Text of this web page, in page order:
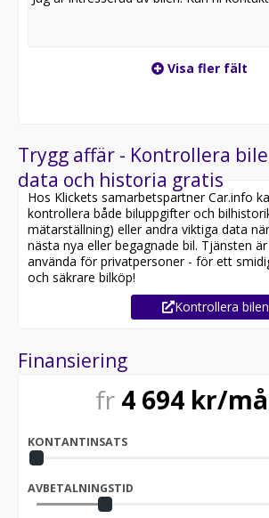
farthållare, Navigation, Backkamera,
Parkeringssensorer, Bluetooth,
Skinn/Alcantara, Döda vinkel varnare,
SERVICEHISTORIK
2026 - 1 024mil
BRA ATT VETA:
VARFÖR HANDLA BIL? Vi byter gärna
bil och hjälper dig med
hela affären på plats eller online.
Vi svarar alltid snabbt på mejl (kika i
kan säkerställa att bilen
tillkommer på alla våra bilar.
Visa fler fält
Trygg affär - Kontrollera
data och historia gratis
Hos Klickets samarbetspartner Car.info
kontrollera både biluppgifter och
mätarställning) eller andra viktiga data
nästa nya eller begagnade bil. Tjänsten
använda för privatpersoner - för ett
och säkrare bilköp!
Kontrollera
Finansiering
fr 4 694 kr/
KONTANTINSATS
AVBETALNINGSTID